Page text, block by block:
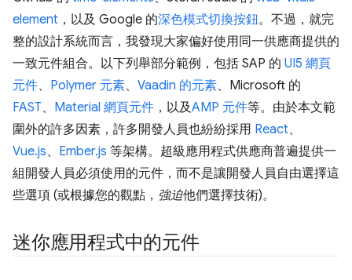
element ，以及 Google 的深色模式切換按鈕。不過，就完
整的設計系統而言，我發現大家偏好使用同一供應商提供的
一致元件組合。以下列舉部分範例，包括 SAP 的 UI5 網頁
元件、 Polymer 元素、 Vaadin 的元素、Microsoft 的
FAST、 Material 網頁元件 ，以及AMP 元件等。由於本文範
圍外的許多因素，許多開發人員也紛紛採用 React、
Vue.js、 Ember.js 等架構。超級應用程式供應商普遍提供一
組開發人員必須使用的元件，而不是讓開發人員自由選擇這
些選項 (或根據您的觀點， 強迫他們選擇技術)。
迷你應用程式中的元件